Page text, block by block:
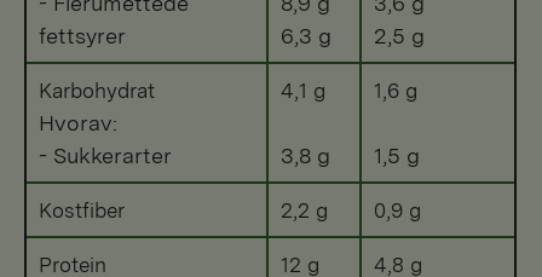
fettsyrer
6,3 g
2,5 g
Karbohydrat
Hvorav:
- Sukkerarter
4,1 g
3,8 g
1,6 g
1,5 g
Kostfiber 2,2 g 0,9 g
Protein 12 g 4,8 g